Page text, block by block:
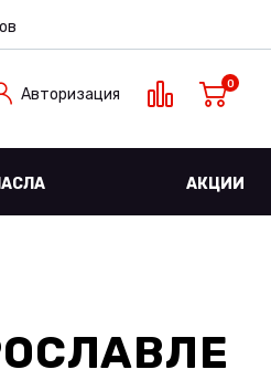
Авторизация
0
АКЦИИ